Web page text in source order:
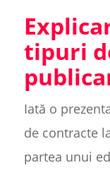
tipuri
Iată o
de contracte
partea unui